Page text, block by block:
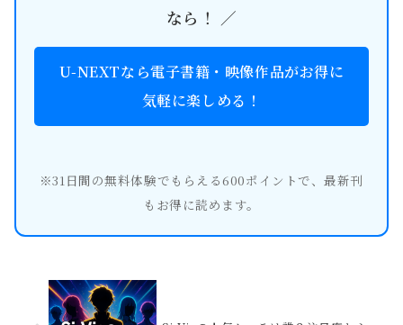
なら！ ／
U-NEXTなら電子書籍・映像作品がお得に
気軽に楽しめる！
※31日間の無料体験でもらえる600ポイントで、最新刊
もお得に読めます。